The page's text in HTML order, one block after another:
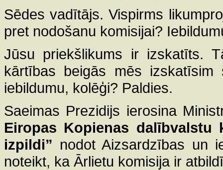
Sēdes vadītājs. Vispirms
pret nodošanu komisijai?
Jūsu priekšlikums ir izskatīts.
kārtības beigās mēs izskatīsim
iebildumu, kolēģi? Paldies.
Saeimas Prezidijs ierosina
Eiropas Kopienas
izpildi” nodot Aizsardzības un
noteikt, ka Ārlietu komisija ir